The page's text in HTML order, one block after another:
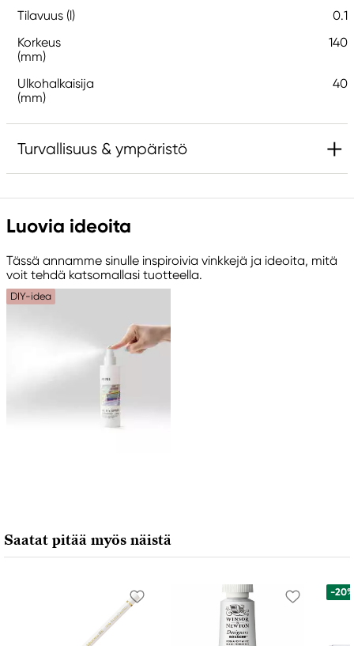
Tilavuus (l)
0.1
Korkeus
(mm)
140
Ulkohalkaisija
(mm)
40
Turvallisuus & ympäristö
Varoitus! Ei sovellu alle 3-vuotiaille. Sisältää pieniä
osia. Tukehtumisriski.
Tuotemerkintä
TB Accountant Spain SL
Calle Princesa de Eboli 21, 2C.
Madrid 28050 Spain
eureg@tbvat.com
Luovia ideoita
Tässä annamme sinulle inspiroivia vinkkejä ja ideoita, mitä
voit tehdä katsomallasi tuotteella.
DIY-idea
Saatat pitää myös näistä
-